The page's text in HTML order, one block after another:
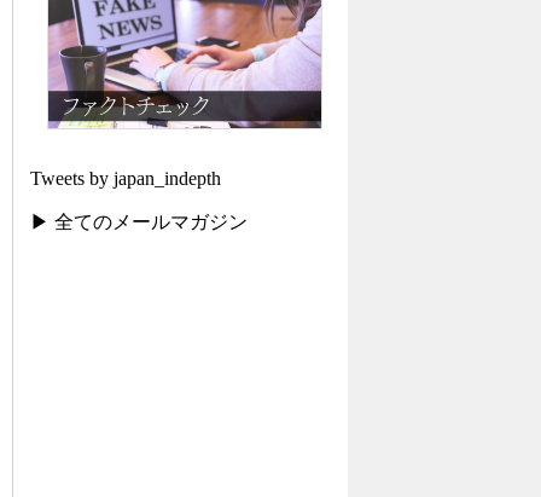
Tweets by japan_indepth
▶ 全てのメールマガジン